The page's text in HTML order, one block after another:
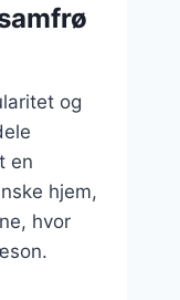
og
en
hjem,
hvor